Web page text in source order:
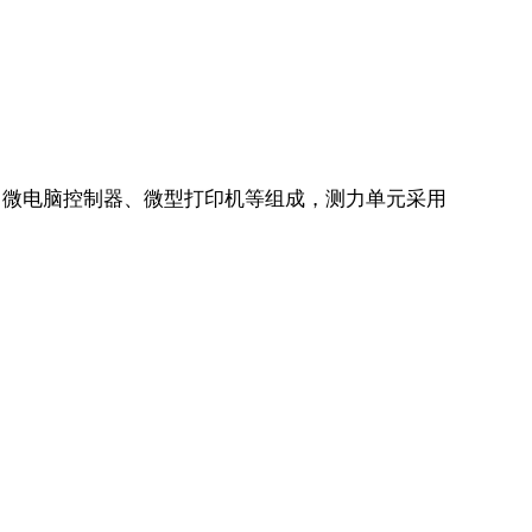
电脑控制器、微型打印机等组成，测力单元采用